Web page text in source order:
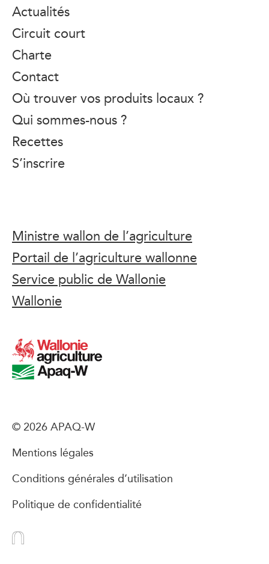
Actualités
Circuit court
Charte
Contact
Où trouver vos produits locaux ?
Qui sommes-nous ?
Recettes
S’inscrire
Ministre wallon de l’agriculture
Portail de l’agriculture wallonne
Service public de Wallonie
Wallonie
© 2026 APAQ-W
Mentions légales
Conditions générales d’utilisation
Politique de confidentialité